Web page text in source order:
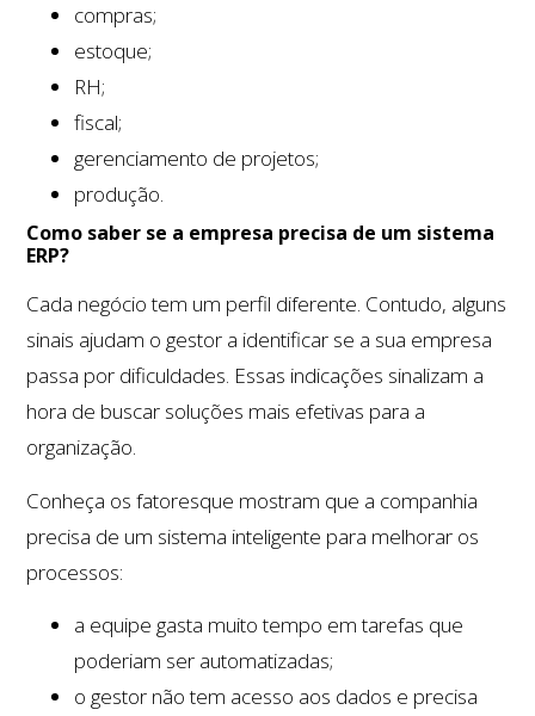
compras;
estoque;
RH;
fiscal;
gerenciamento de projetos;
produção.
Como saber se a empresa precisa de um sistema
ERP?
Cada negócio tem um perfil diferente. Contudo, alguns
sinais ajudam o gestor a identificar se a sua empresa
passa por dificuldades. Essas indicações sinalizam a
hora de buscar soluções mais efetivas para a
organização.
Conheça os fatoresque mostram que a companhia
precisa de um sistema inteligente para melhorar os
processos:
a equipe gasta muito tempo em tarefas que
poderiam ser automatizadas;
o gestor não tem acesso aos dados e precisa